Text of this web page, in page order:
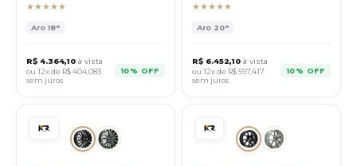
★★★★★
Aro18"
R$ 4.364,10 à vista
ou 12x de R$404,083
sem juros
10% OFF
★★★★★
Aro 20"
R$ 6.452,10 à vista
ou 12x de R$597,417
sem juros
10% OFF